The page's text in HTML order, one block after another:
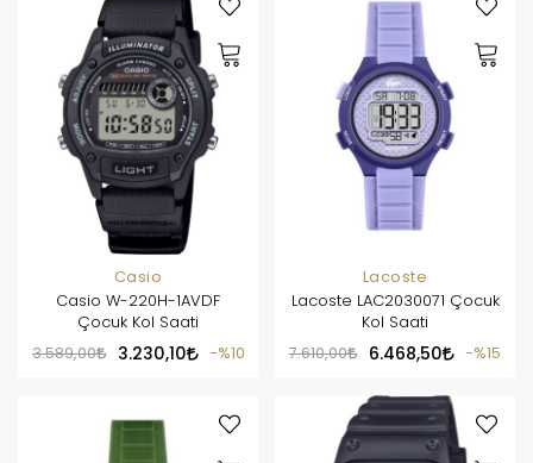
Casio
Casio W-220H-1AVDF
Çocuk Kol Saati
3.589,00
3.230,10 %10
Lacoste
Lacoste LAC2030071 Çocuk
Kol Saati
7.610,00
6.468,50 %15